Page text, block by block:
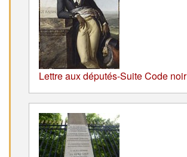
Lettre aux députés-Suite Code noir